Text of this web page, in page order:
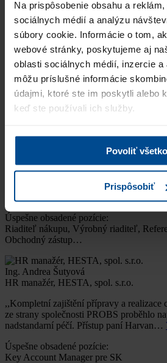
Na prispôsobenie obsahu a
sociálnych médií a analýzu
súbory cookie. Informácie o tom,
webové stránky, poskytujeme aj
oblasti sociálnych médií, inzercie a
môžu príslušné informácie
údajmi, ktoré ste im poskytli alebo
keď ste používali ich služby.
Povoliť všetko
Prispôsobiť
Lenka Bokesová
Test and Release Manager, Retailsoft, s.
Bovertis
,,Spoločnosť PRO Business Solutions
pozitívnej referencie od nášho
profesionálny prístup a dobrú
Úspešne obsadené pozície:
Logistik
Manager Packaging, Deufol Slovensko
„Spoluprácu so spoločnosťou PRO
hodnotíme veľmi pozitívne a
Úspešne obsadené pozície:
Riaditeľ nákupu, Výrobný riaditeľ,
Obchodný zástup…
Ing. Andrea Šutyová
HR manažér, HESTA, spol. s.r.o.
,,Kompletní zajištění přípravy a realizace
ze strany společnosti PROBS proběhlo
nadstandarní péčí. Přístup paní Harvan…
Úspešne obsadené pozície:
Key Account Manager pre SK